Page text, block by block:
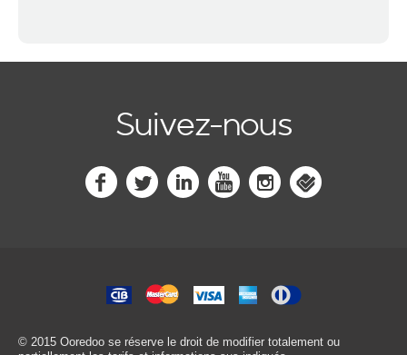
Suivez-nous
© 2015 Ooredoo se réserve le droit de modifier totalement ou